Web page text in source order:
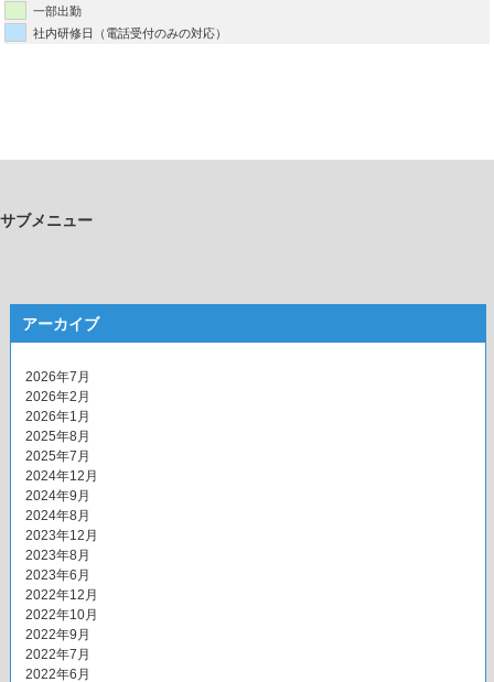
一部出勤
社内研修日（電話受付のみの対応）
サブメニュー
アーカイブ
2026年7月
2026年2月
2026年1月
2025年8月
2025年7月
2024年12月
2024年9月
2024年8月
2023年12月
2023年8月
2023年6月
2022年12月
2022年10月
2022年9月
2022年7月
2022年6月